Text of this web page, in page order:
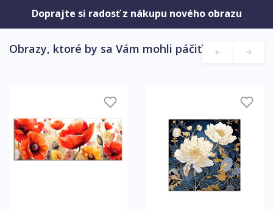
Doprajte si radosť z nákupu nového obrazu
Obrazy, ktoré by sa Vám mohli páčiť